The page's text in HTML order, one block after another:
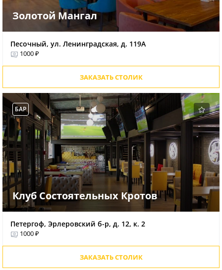
Золотой Мангал
Песочный, ул. Ленинградская, д. 119А
1000 ₽
ЗАКАЗАТЬ СТОЛИК
БАР
Клуб Состоятельных Кротов
Петергоф, Эрлеровский б-р, д. 12, к. 2
1000 ₽
ЗАКАЗАТЬ СТОЛИК